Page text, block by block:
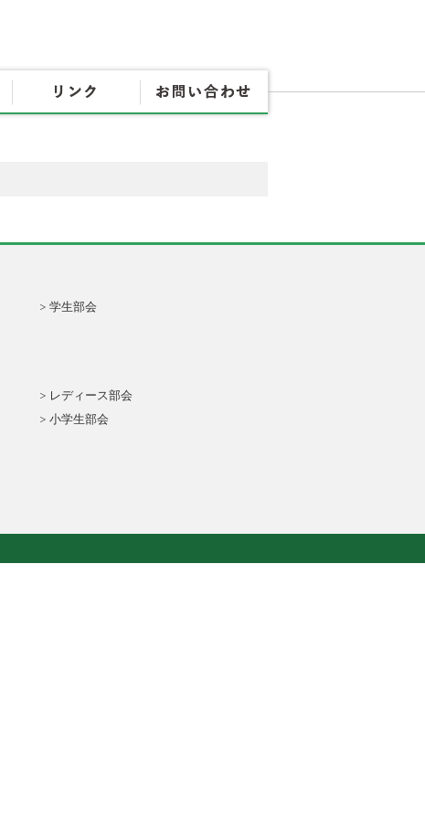
協会概要 各種書式
学生部会
レディース部会
小学生部会